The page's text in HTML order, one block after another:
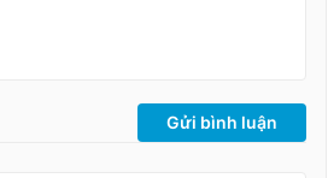
Gửi bình luận